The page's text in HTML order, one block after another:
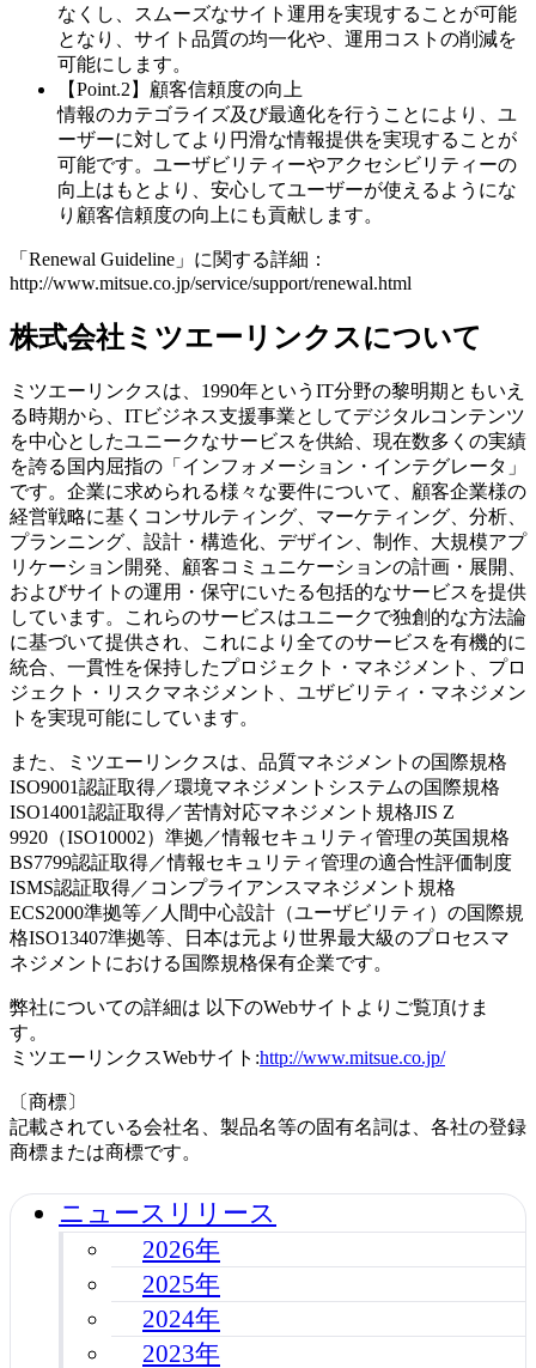
なくし、スムーズなサイト運用を実現することが可能
となり、サイト品質の均一化や、運用コストの削減を
可能にします。
【Point.2】顧客信頼度の向上
情報のカテゴライズ及び最適化を行うことにより、ユ
ーザーに対してより円滑な情報提供を実現することが
可能です。ユーザビリティーやアクセシビリティーの
向上はもとより、安心してユーザーが使えるようにな
り顧客信頼度の向上にも貢献します。
「Renewal Guideline」に関する詳細：
http://www.mitsue.co.jp/service/support/renewal.html
株式会社ミツエーリンクスについて
ミツエーリンクスは、1990年というIT分野の黎明期ともいえ
る時期から、ITビジネス支援事業としてデジタルコンテンツ
を中心としたユニークなサービスを供給、現在数多くの実績
を誇る国内屈指の「インフォメーション・インテグレータ」
です。企業に求められる様々な要件について、顧客企業様の
経営戦略に基くコンサルティング、マーケティング、分析、
プランニング、設計・構造化、デザイン、制作、大規模アプ
リケーション開発、顧客コミュニケーションの計画・展開、
およびサイトの運用・保守にいたる包括的なサービスを提供
しています。これらのサービスはユニークで独創的な方法論
に基づいて提供され、これにより全てのサービスを有機的に
統合、一貫性を保持したプロジェクト・マネジメント、プロ
ジェクト・リスクマネジメント、ユザビリティ・マネジメン
トを実現可能にしています。
また、ミツエーリンクスは、品質マネジメントの国際規格
ISO9001認証取得／環境マネジメントシステムの国際規格
ISO14001認証取得／苦情対応マネジメント規格JIS Z
9920（ISO10002）準拠／情報セキュリティ管理の英国規格
BS7799認証取得／情報セキュリティ管理の適合性評価制度
ISMS認証取得／コンプライアンスマネジメント規格
ECS2000準拠等／人間中心設計（ユーザビリティ）の国際規
格ISO13407準拠等、日本は元より世界最大級のプロセスマ
ネジメントにおける国際規格保有企業です。
弊社についての詳細は 以下のWebサイトよりご覧頂けま
す。
ミツエーリンクスWebサイト:http://www.mitsue.co.jp/
〔商標〕
記載されている会社名、製品名等の固有名詞は、各社の登録
商標または商標です。
ニュースリリース
2026年
2025年
2024年
2023年